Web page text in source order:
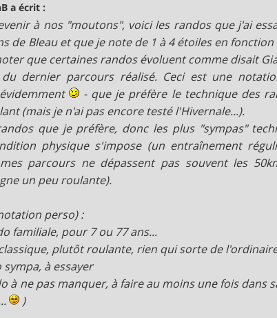
a écrit :
à nos "moutons", voici les randos que j'ai
de Bleau et que je note de 1 à 4 étoiles en
que certaines randos évoluent comme disait
du dernier parcours réalisé. Ceci est une
- que je préfère le technique des
(mais je n'ai pas encore testé l'Hivernale...).
que je préfère, donc les plus "sympas"
physique s'impose (un entraînement
parcours ne dépassent pas souvent les
un peu roulante).
perso) :
familiale, pour 7ou77 ans...
plutôt roulante, rien qui sorte de
à essayer
à ne pas manquer, à faire au moins une fois dans
)